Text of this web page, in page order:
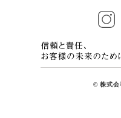
© 株式会